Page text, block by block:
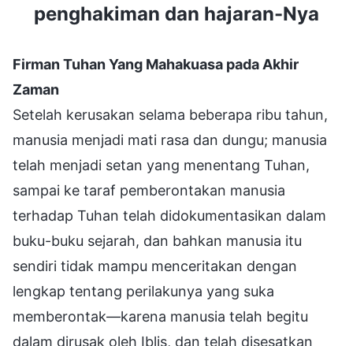
penghakiman dan hajaran-Nya
Firman Tuhan Yang Mahakuasa pada Akhir
Zaman
Setelah kerusakan selama beberapa ribu tahun,
manusia menjadi mati rasa dan dungu; manusia
telah menjadi setan yang menentang Tuhan,
sampai ke taraf pemberontakan manusia
terhadap Tuhan telah didokumentasikan dalam
buku-buku sejarah, dan bahkan manusia itu
sendiri tidak mampu menceritakan dengan
lengkap tentang perilakunya yang suka
memberontak—karena manusia telah begitu
dalam dirusak oleh Iblis, dan telah disesatkan